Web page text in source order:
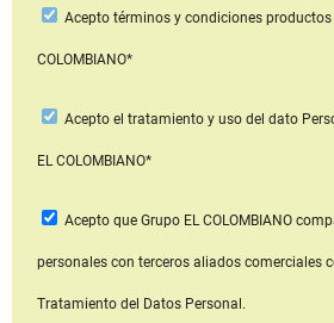
Aceptotérminos y condiciones
COLOMBIANO*
Acepto el tratamiento y uso del dato
EL COLOMBIANO*
Acepto que Grupo EL COLOMBIANO
personales con terceros aliados comerciales
Tratamiento del Datos Personal.